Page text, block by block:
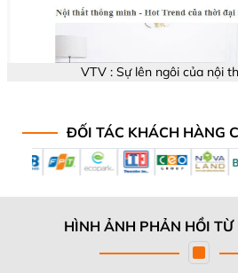
VTV : Sự lên ngôi của nội
ĐỐI TÁC KHÁCH HÀNG
HÌNH ẢNH PHẢN HỒI